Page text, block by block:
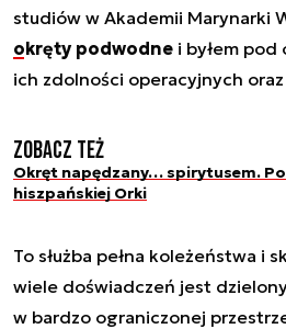
studiów w Akademii Marynarki
okręty podwodne i byłem
ich zdolności operacyjnych
Zobacz też
Okręt napędzany… spirytusem.
hiszpańskiej Orki
To służba pełna koleżeństwa i
wiele doświadczeń jest
w bardzo ograniczonej